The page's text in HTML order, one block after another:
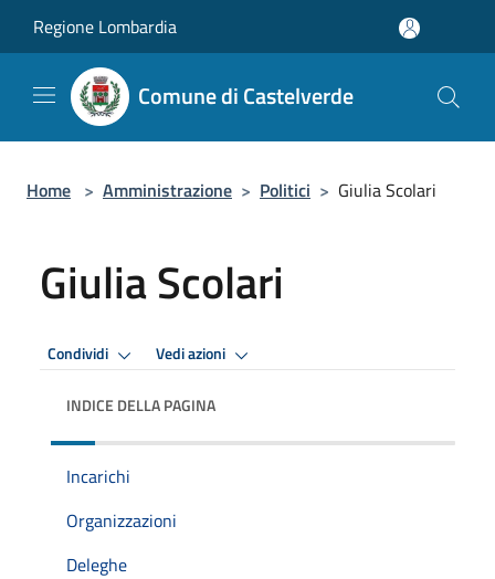
Regione Lombardia
Comune di Castelverde
Home > Amministrazione > Politici > Giulia Scolari
Giulia Scolari
Condividi Vedi azioni
INDICE DELLA PAGINA
Incarichi
Organizzazioni
Deleghe